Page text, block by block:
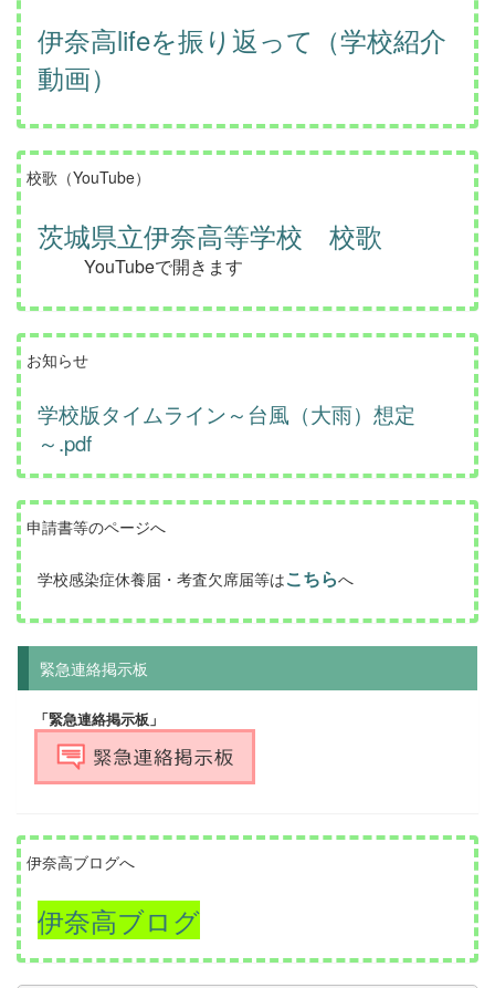
伊奈高lifeを振り返って（学校紹介
動画）
校歌（YouTube）
茨城県立伊奈高等学校 校歌
YouTubeで開きます
お知らせ
学校版タイムライン～台風（大雨）想定
～.pdf
申請書等のページへ
学校感染症休養届・考査欠席届等はこちらへ
緊急連絡掲示板
「緊急連絡掲示板」
伊奈高ブログへ
伊奈高ブログ